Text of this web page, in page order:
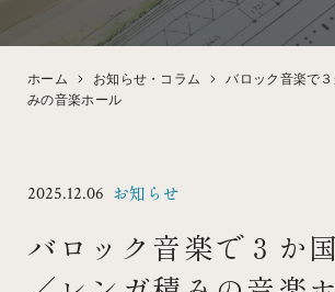
DESIGN
デザイン・性能 見学会
ホーム お知らせ・コラム
バロック音楽で
みの音楽ホール
2025.12.06 お知らせ
バロック音楽で３か